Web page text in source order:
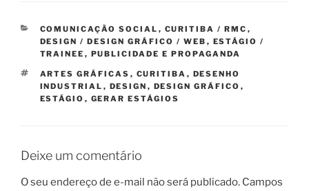
CATEGORIAS
COMUNICAÇÃO SOCIAL , CURITIBA / RMC ,
DESIGN / DESIGN GRÁFICO / WEB , ESTÁGIO /
TRAINEE , PUBLICIDADE E PROPAGANDA
TAGS
ARTES GRÁFICAS , CURITIBA , DESENHO
INDUSTRIAL , DESIGN , DESIGN GRÁFICO ,
ESTÁGIO , GERAR ESTÁGIOS
Deixe um comentário
O seu endereço de e-mail não será publicado. Campos